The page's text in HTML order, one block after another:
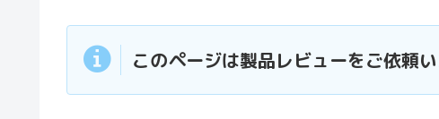
このページは製品レビューをご依頼